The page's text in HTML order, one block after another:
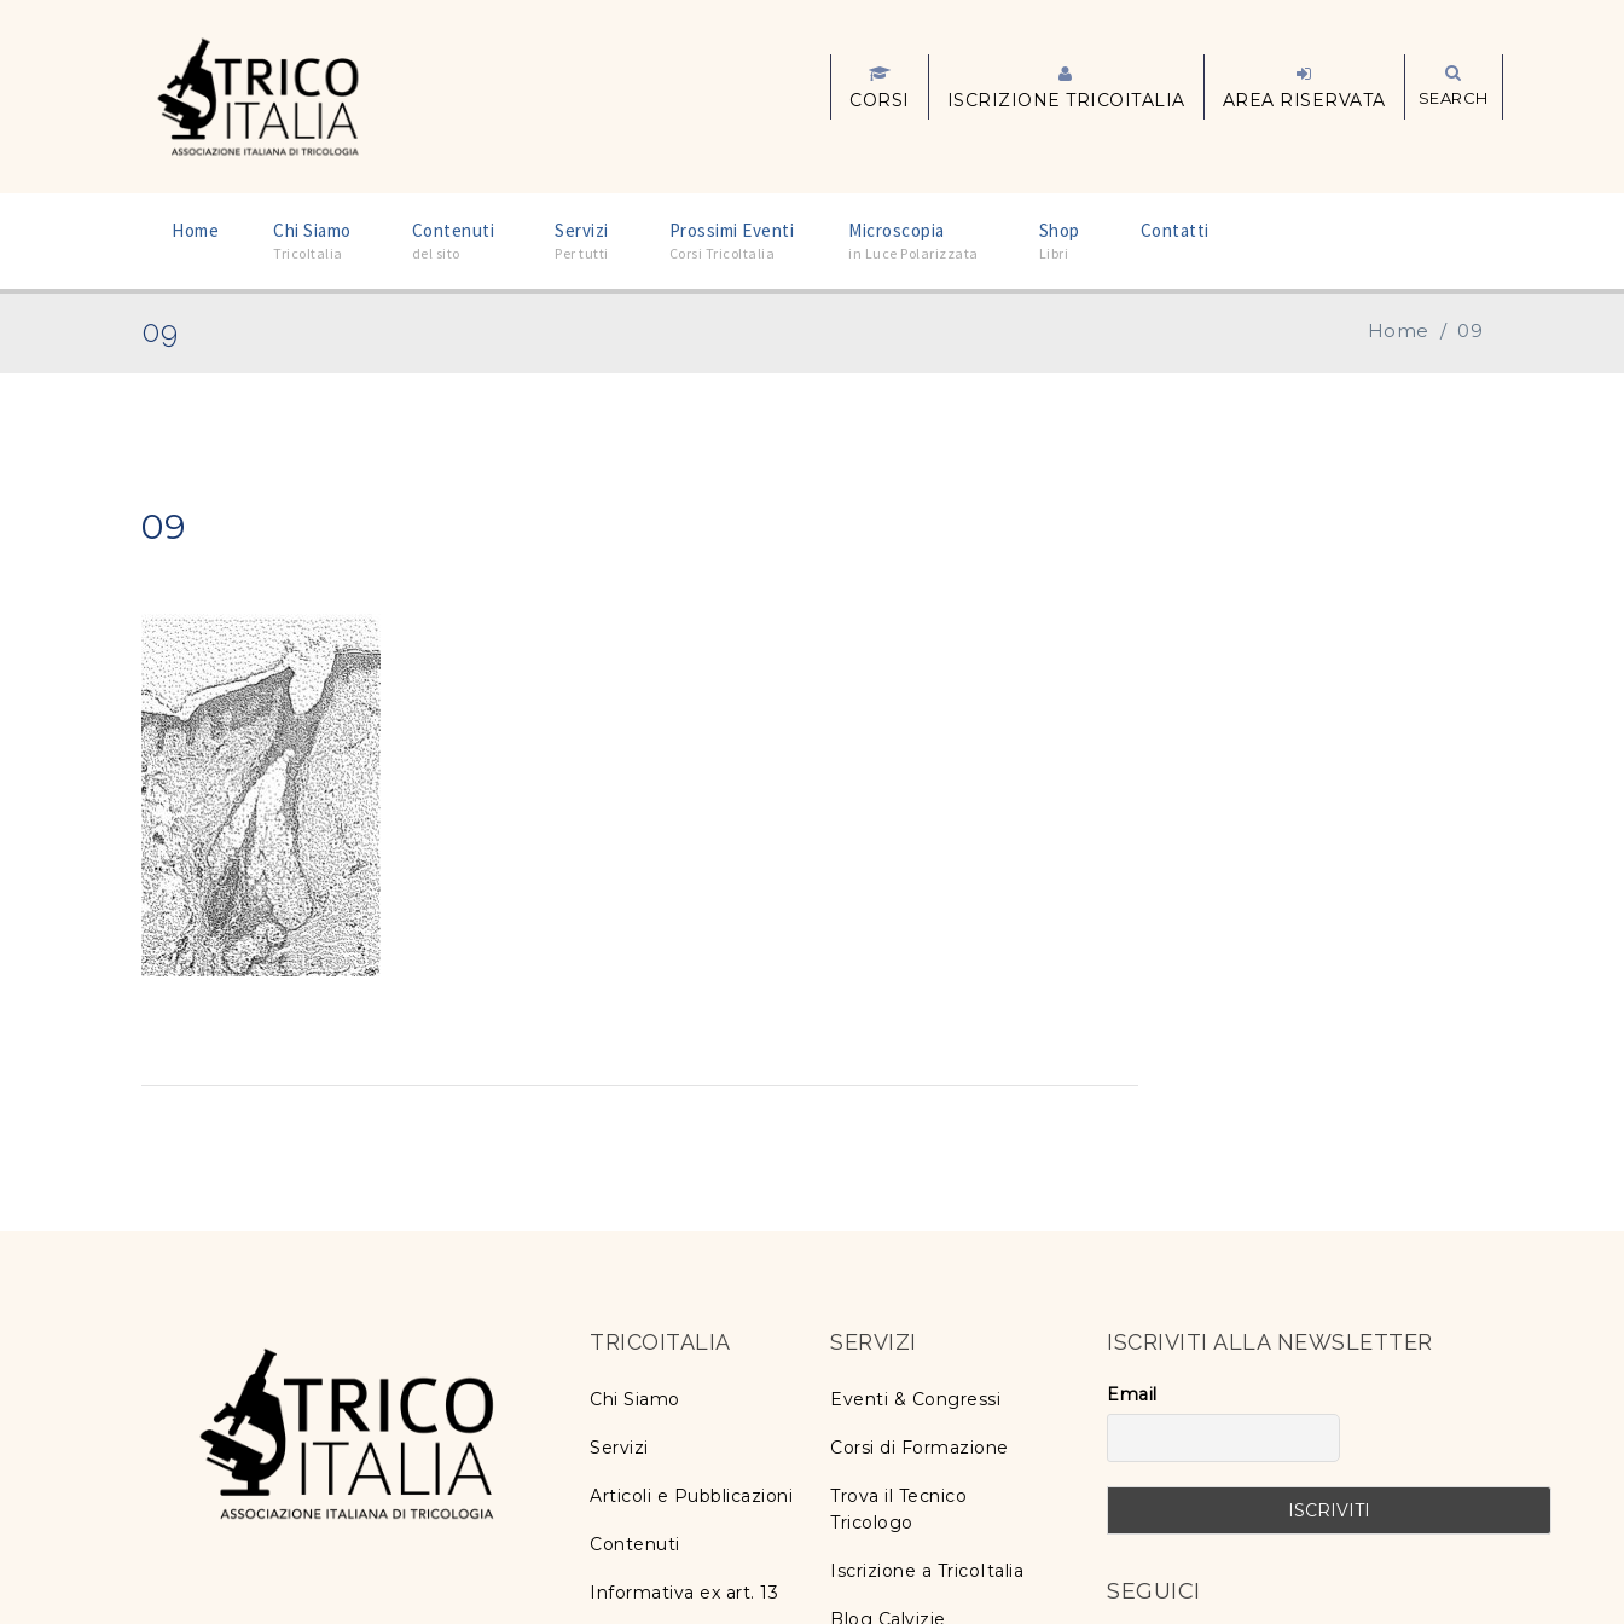
CORSI ISCRIZIONE TRICOITALIA AREA RISERVATA SEARCH
Home Chi Siamo
TricoItalia
Contenuti
del sito
Servizi
Per tutti
Prossimi Eventi
Corsi TricoItalia
Microscopia
in Luce Polarizzata
Shop
Libri
Contatti
09 Home / 09
09
TRICOITALIA
Chi Siamo
Servizi
Articoli e Pubblicazioni
Contenuti
Informativa ex art. 13
SERVIZI
Eventi & Congressi
Corsi di Formazione
Trova il Tecnico
Tricologo
Iscrizione a TricoItalia
ISCRIVITI ALLA NEWSLETTER
Email
SEGUICI